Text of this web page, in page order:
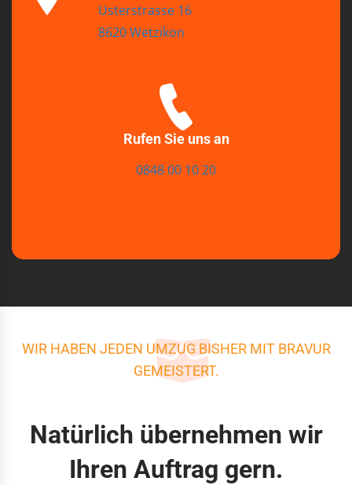
Usterstrasse 16
8620 Wetzikon
Rufen Sie uns an
0848 00 10 20
WIR HABEN JEDEN UMZUG BISHER MIT BRAVUR
GEMEISTERT.
Natürlich übernehmen wir
Ihren Auftrag gern.